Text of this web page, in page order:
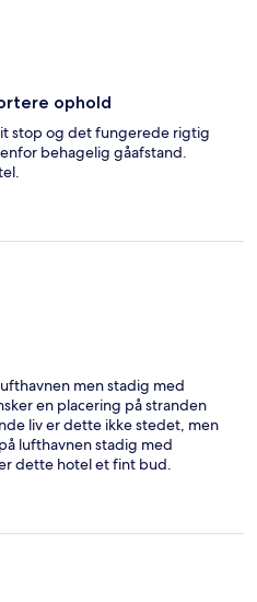
ophold
stop og det fungerede rigtig
behagelig gåafstand.
men stadig med
en placering på stranden
liv er dette ikke stedet, men
lufthavnen stadig med
dette hotel et fint bud.